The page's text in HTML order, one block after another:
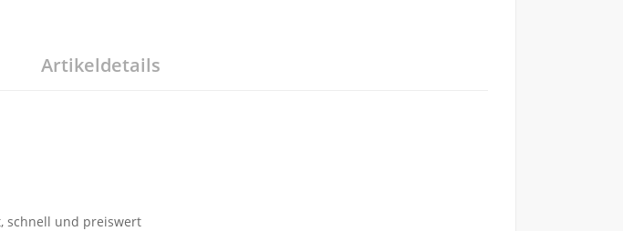
Artikeldetails
schnell und preiswert